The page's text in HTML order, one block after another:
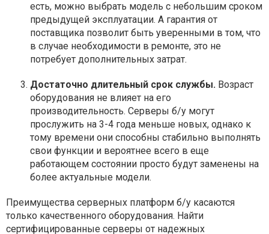
есть, можно выбрать модель с небольшим сроком
предыдущей эксплуатации. А гарантия от
поставщика позволит быть уверенными в том, что
в случае необходимости в ремонте, это не
потребует дополнительных затрат.
Достаточно длительный срок службы. Возраст
оборудования не влияет на его
производительность. Серверы б/у могут
прослужить на 3-4 года меньше новых, однако к
тому времени они способны стабильно выполнять
свои функции и вероятнее всего в еще
работающем состоянии просто будут заменены на
более актуальные модели.
Преимущества серверных платформ б/у касаются
только качественного оборудования. Найти
сертифицированные серверы от надежных